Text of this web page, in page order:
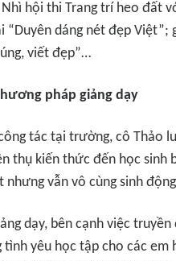
hội thi Trang trí heo đất
“Duyên dáng nét đẹp
viết đẹp”…
pháp giảng dạy
tác tại trường, cô Thảo
thụ kiến thức đến học sinh
nhưng vẫn vô cùng sinh
dạy, bên cạnh việc
tình yêu học tập cho các